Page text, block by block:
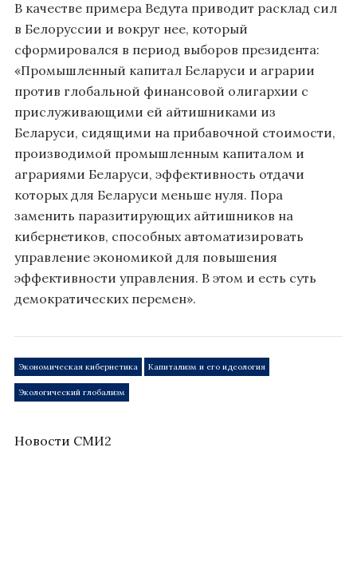
В качестве примера Ведута приводит расклад сил
в Белоруссии и вокруг нее, который
сформировался в период выборов президента:
«Промышленный капитал Беларуси и аграрии
против глобальной финансовой олигархии с
прислуживающими ей айтишниками из
Беларуси, сидящими на прибавочной стоимости,
производимой промышленным капиталом и
аграриями Беларуси, эффективность отдачи
которых для Беларуси меньше нуля. Пора
заменить паразитирующих айтишников на
кибернетиков, способных автоматизировать
управление экономикой для повышения
эффективности управления. В этом и есть суть
демократических перемен».
Экономическая кибернетика Капитализм и его идеология
Экологический глобализм
Новости СМИ2